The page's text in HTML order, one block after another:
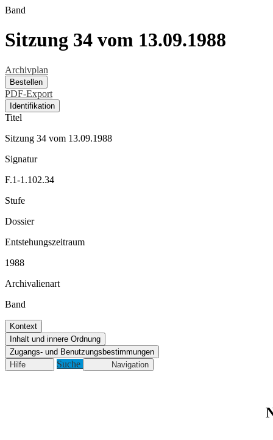
Band
Sitzung 34 vom 13.09.1988
Archivplan
Bestellen
PDF-Export
Identifikation
Titel
Sitzung 34 vom 13.09.1988
Signatur
F.1-1.102.34
Stufe
Dossier
Entstehungszeitraum
1988
Archivalienart
Band
Kontext
Inhalt und innere Ordnung
Zugangs- und Benutzungsbestimmungen
Hilfe
Suche Navigation